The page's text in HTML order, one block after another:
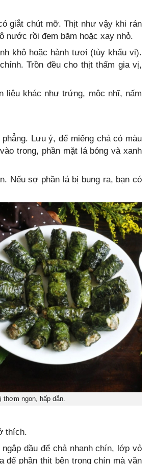
giắt chút mỡ. Thịt như vậy khi rán
nước rồi đem băm hoặc xay nhỏ.
khô hoặc hành tươi (tùy khẩu vị).
Trồn đều cho thịt thấm gia vị,
liệu khác như trứng, mộc nhĩ, nấm
Lưu ý, để miếng chả có màu
trong, phần mặt lá bóng và xanh
Nếu sợ phần lá bị bung ra, bạn có
ngon, hấp dẫn.
thích.
dầu để chả nhanh chín, lớp vỏ
để phần thịt bên trong chín mà vần